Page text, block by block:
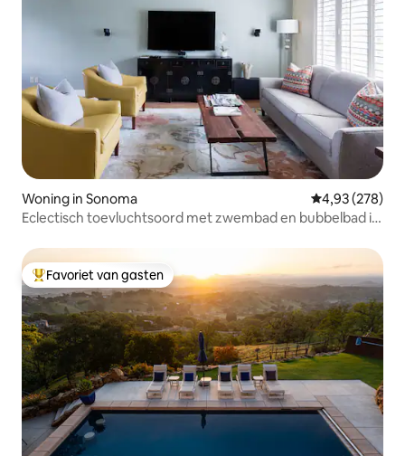
Woning in Sonoma Gemiddelde
4,93 (278)
Eclectisch toevluchtsoord met zwembad en bubbelbad in
Topfavoriet van gasten
Favoriet van gasten